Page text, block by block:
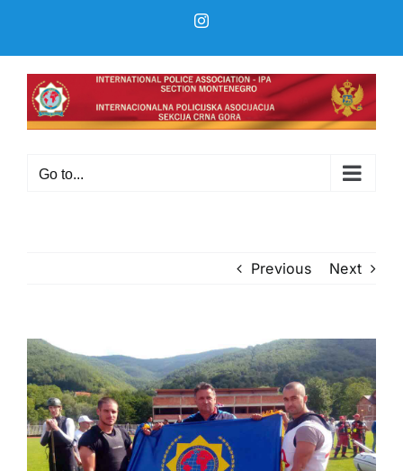
content
Instagram
Go to...
Previous Next
View
Larger
Image